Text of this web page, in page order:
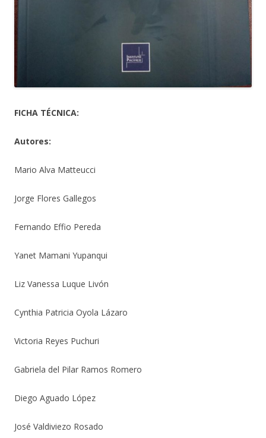
FICHA TÉCNICA:
Autores:
Mario Alva Matteucci
Jorge Flores Gallegos
Fernando Effio Pereda
Yanet Mamani Yupanqui
Liz Vanessa Luque Livón
Cynthia Patricia Oyola Lázaro
Victoria Reyes Puchuri
Gabriela del Pilar Ramos Romero
Diego Aguado López
José Valdiviezo Rosado